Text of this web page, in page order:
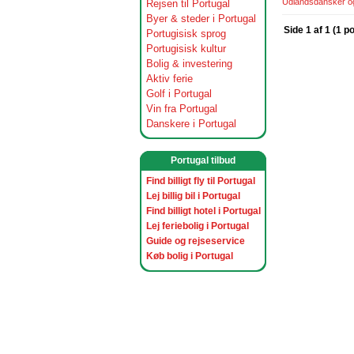
Rejsen til Portugal
Byer & steder i Portugal
Portugisisk sprog
Portugisisk kultur
Bolig & investering
Aktiv ferie
Golf i Portugal
Vin fra Portugal
Danskere i Portugal
Portugal tilbud
Find billigt fly til Portugal
Lej billig bil i Portugal
Find billigt hotel i Portugal
Lej feriebolig i Portugal
Guide og rejseservice
Køb bolig i Portugal
Side 1 af 1 (1